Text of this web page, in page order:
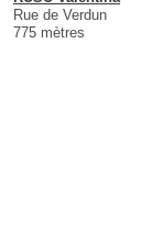
Rue de Verdun
775 mètres